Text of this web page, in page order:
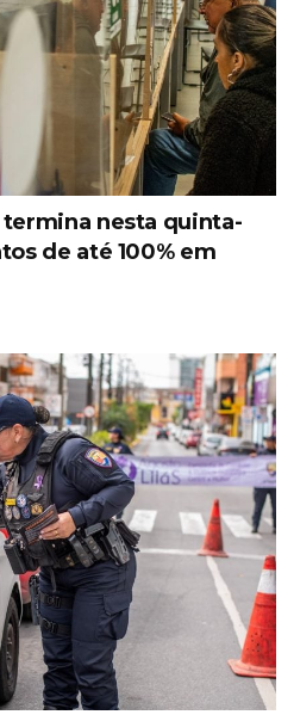
termina nesta quinta-
de até 100% em